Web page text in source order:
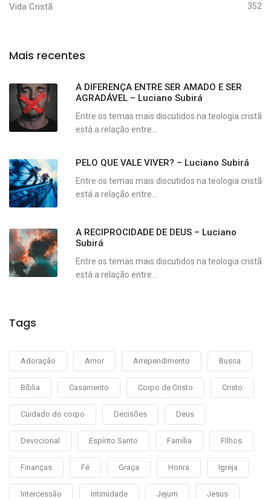
Vida Cristã 352
Mais recentes
A DIFERENÇA ENTRE SER AMADO E SER
AGRADÁVEL – Luciano Subirá
Entre os temas mais discutidos na teologia cristã
está a relação entre...
PELO QUE VALE VIVER? – Luciano Subirá
Entre os temas mais discutidos na teologia cristã
está a relação entre...
A RECIPROCIDADE DE DEUS – Luciano
Subirá
Entre os temas mais discutidos na teologia cristã
está a relação entre...
Tags
Adoração Amor Arrependimento Busca
Bíblia Casamento Corpo de Cristo Cristo
Cuidado do corpo Decisões Deus
Devocional Espírito Santo Família FIlhos
Finanças Fé Graça Honra Igreja
Intercessão Intimidade Jejum Jesus